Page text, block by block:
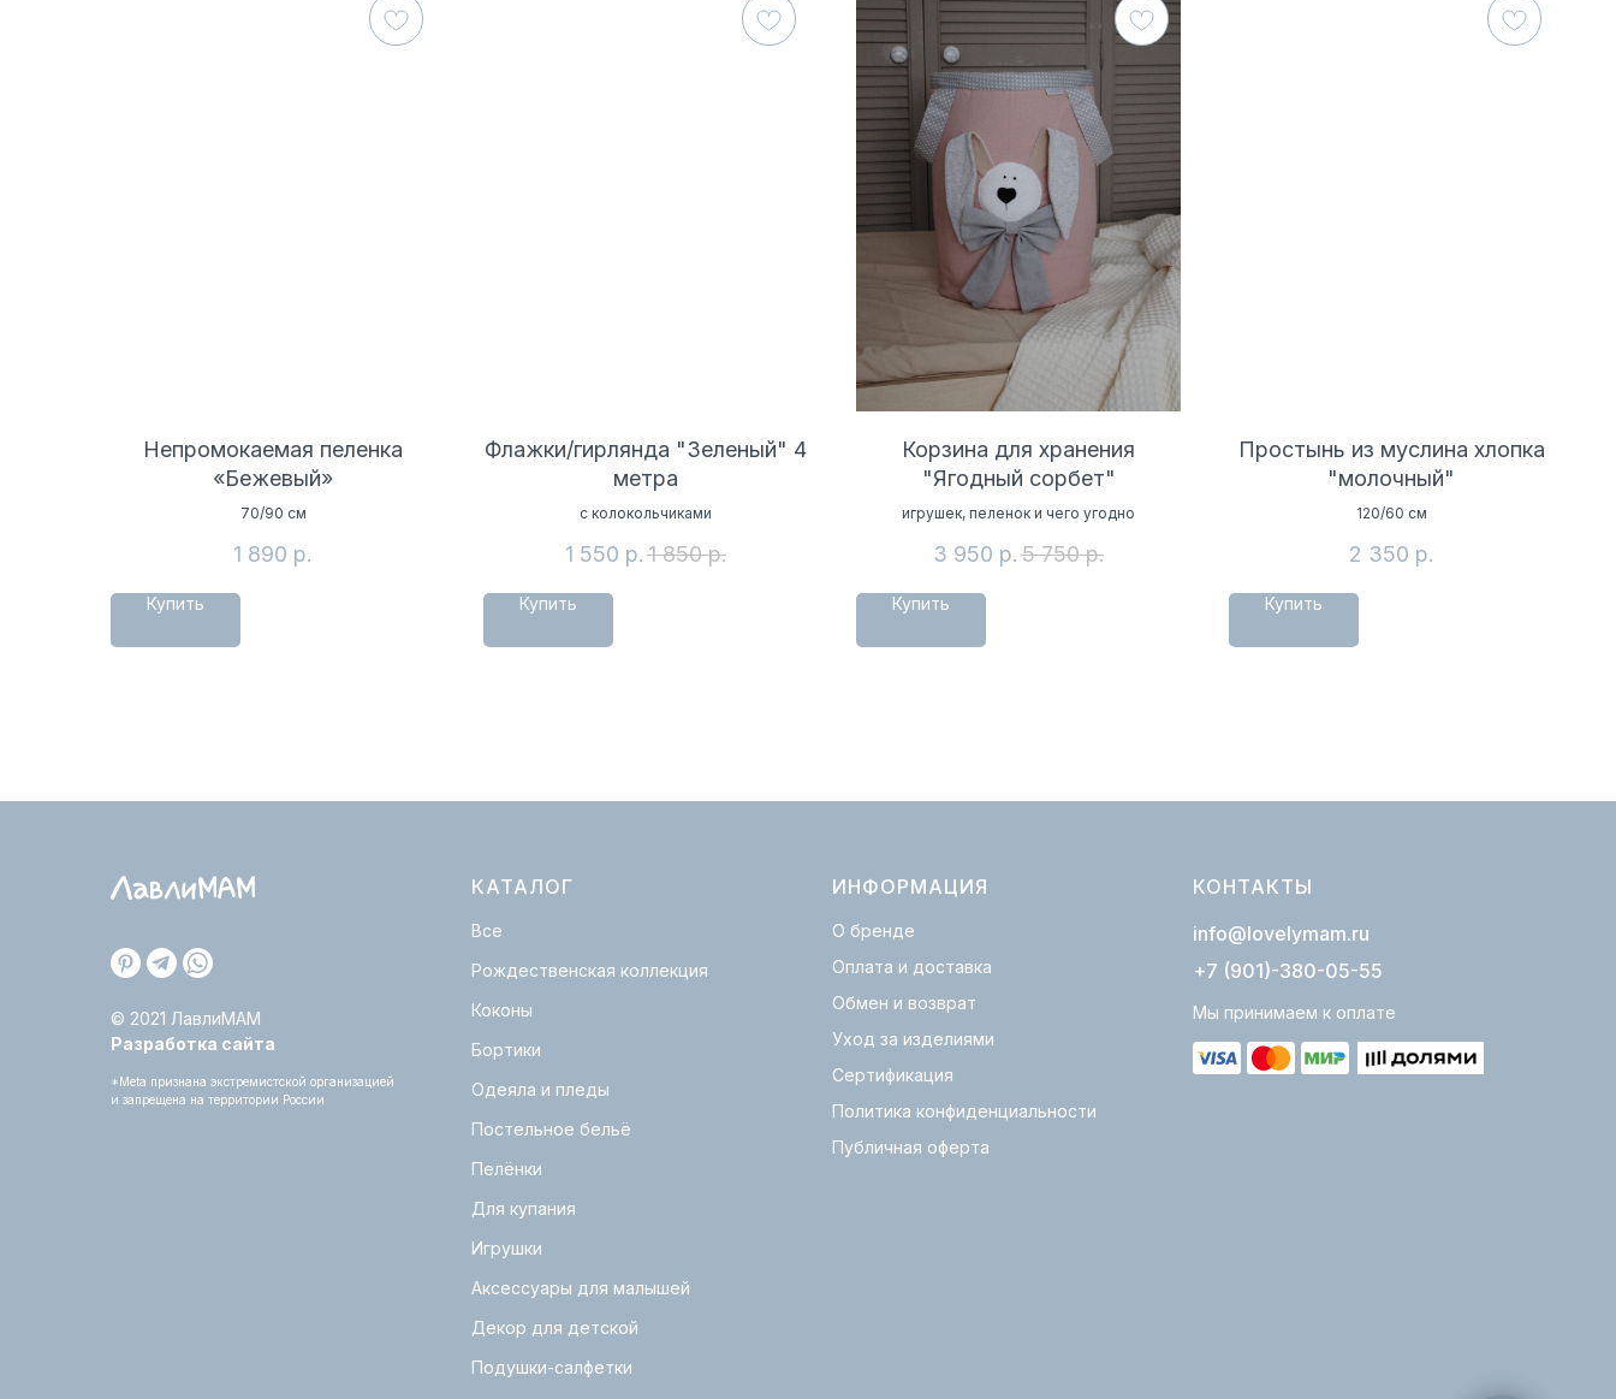
Непромокаемая пеленка
«Бежевый»
70/90 см
1 890 р.
Купить
Флажки/гирлянда "Зеленый" 4
метра
с колокольчиками
1 550 р. 1 850 р.
Купить
Корзина для хранения
"Ягодный сорбет"
игрушек, пеленок и чего угодно
3 950 р. 5 750 р.
Купить
Простынь из муслина хлопка
"молочный"
120/60 см
2 350 р.
Купить
КАТАЛОГ
© 2021 ЛавлиМАМ
Разработка сайта
Коконы
Игрушки
Аксессуары для малышей
Декор для детской
ИНФОРМАЦИЯ
О бренде
Оплата и доставка
Обмен и возврат
Уход за изделиями
Сертификация
Мы принимаем к оплате
КОНТАКТЫ
info@lovelymam.ru
+7 (901)-380-05-55
Все
Бортики
Одеяла и пледы
Постельное бельё
Пелёнки
Для купания
Политика конфиденциальности
Публичная оферта
*Meta признана экстремистской организацией
и запрещена на территории России
Подушки-салфетки
Рождественская коллекция